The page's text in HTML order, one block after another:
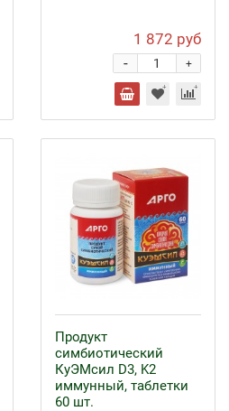
1 872 руб
+
-
Продукт
симбиотический
КуЭМсил D3, K2
иммунный, таблетки
60 шт.